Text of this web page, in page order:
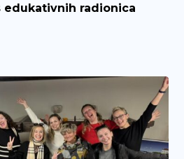
edukativnih radionica